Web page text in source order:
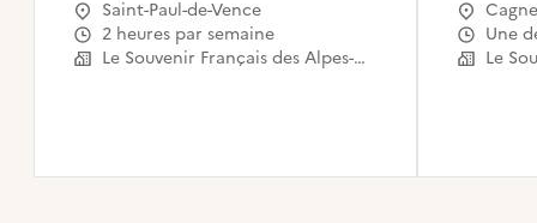
Saint-Paul-de-Vence
2 heures par semaine
Le Souvenir Français des Alpes-Maritimes
Une